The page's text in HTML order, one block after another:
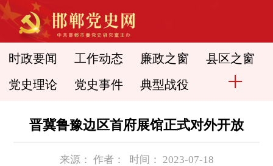
时政要闻 工作动态 廉政之窗 县区之窗
党史理论 党史事件 典型战役
晋冀鲁豫边区首府展馆正式对外开放
来源： 作者： 时间： 2023-07-18